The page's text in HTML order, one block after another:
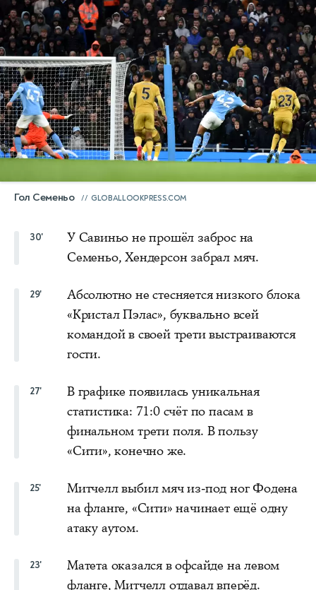
Гол Семеньо GLOBALLOOKPRESS.COM
30'
У Савиньо не прошёл заброс на
Семеньо, Хендерсон забрал мяч.
29'
Абсолютно не стесняется низкого блока
«Кристал Пэлас», буквально всей
командой в своей трети выстраиваются
гости.
27'
В графике появилась уникальная
статистика: 71:0 счёт по пасам в
финальном трети поля. В пользу
«Сити», конечно же.
25'
Митчелл выбил мяч из-под ног Фодена
на фланге, «Сити» начинает ещё одну
атаку аутом.
23'
Матета оказался в офсайде на левом
фланге, Митчелл отдавал вперёд.